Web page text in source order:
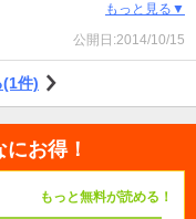
れます。 剣桃太郎との運命
現代には、古くさいながら
もっと見る▼
公開日:2014/10/15
件)
にお得！
もっと無料が読める！